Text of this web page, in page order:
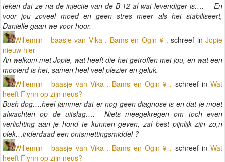
teken dat ze na de injectie van de B 12 al wat levendiger is…. En
voor jou zoveel moed en geen stres meer als het stabiliseert,
Danielle gaan we voor hoor.
Willemijn - baasje van Vika . Bams en Ogin ¥ . schreef inJopie
nieuw hier
An welkom met Jopie, wat heeft die het getroffen met jou, en wat een
mooierd is het, samen heel veel plezier en geluk.
Willemijn - baasje van Vika . Bams en Ogin ¥ . schreef inWat
heeft Flynn op zijn neus?
Bush dog….heel jammer dat er nog geen diagnose is en dat je moet
afwachten op de uitslag…. Niets meegekregen om toch even
verlichting aan je hond te kunnen geven, zal best pijnlijk zijn zo,n
plek…inderdaad een ontsmettingsmiddel ?
Willemijn - baasje van Vika . Bams en Ogin ¥ . schreef inWat
heeft Flynn op zijn neus?